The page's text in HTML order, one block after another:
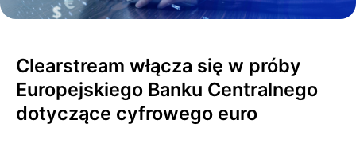
Clearstream włącza się w próby
Europejskiego Banku Centralnego
dotyczące cyfrowego euro